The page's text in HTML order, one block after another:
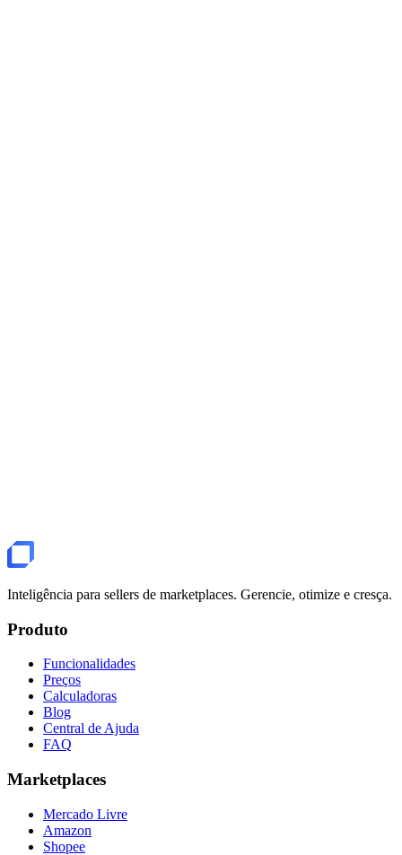
Inteligência para sellers de marketplaces. Gerencie, otimize e cresça.
Produto
Funcionalidades
Preços
Calculadoras
Blog
Central de Ajuda
FAQ
Marketplaces
Mercado Livre
Amazon
Shopee